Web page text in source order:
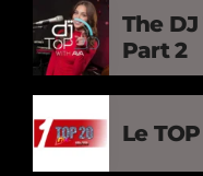
The DJ TOP
Part 2
Le